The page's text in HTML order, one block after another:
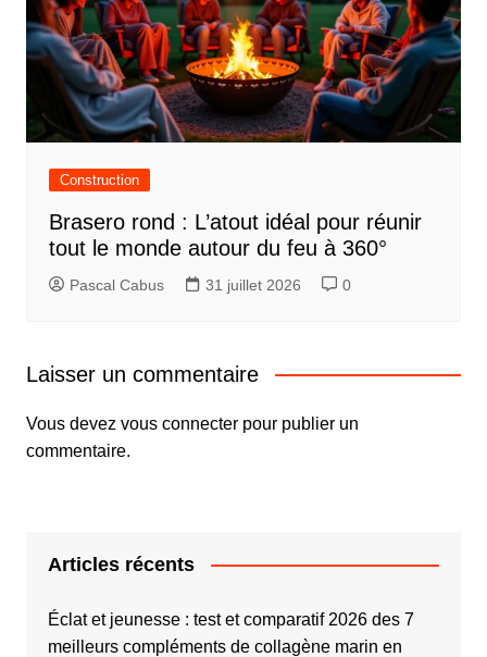
Construction
Brasero rond : L’atout idéal pour réunir
tout le monde autour du feu à 360°
Pascal Cabus 31 juillet 2026 0
Laisser un commentaire
Vous devez vous connecterpour publier un
commentaire.
Articles récents
Éclat et jeunesse : test et comparatif 2026 des 7
meilleurs compléments de collagène marin en